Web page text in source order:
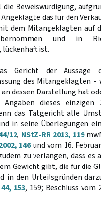
Beweiswürdigung,
das für den
dem Mitangeklagten auf
und in
ist.
Gericht der Aussage
des Mitangeklagten -
dessen Darstellung hat
dieses einzigen
das Tatgericht alle
in seine Überlegungen
12, NStZ-RR 2013, 119
146und vom 16.
zu verlangen, dass es
Gewicht gibt, die für die
in den Urteilsgründen
153, 159; Beschluss vom